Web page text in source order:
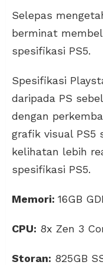
Selepas
berminat
spesifikasi PS5.
Spesifikasi
daripada PS
dengan
grafik visual PS5
kelihatan lebih
spesifikasi PS5.
Memori: 16GB
CPU: 8x Zen 3
Storan: 825GB